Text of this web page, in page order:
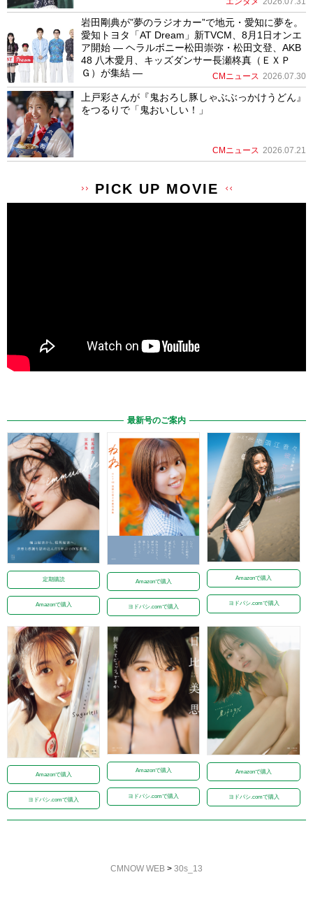
岩田剛典が”夢のラジオカー”で地元・愛知に夢を。
愛知トヨタ「AT Dream」新TVCM、8月1日オンエ
ア開始 ― ヘラルボニー松田崇弥・松田文登、AKB
48 八木愛月、キッズダンサー長瀬柊真（ＥＸＰ
Ｇ）が集結 ―
CMニュース 2026.07.30
上戸彩さんが『鬼おろし豚しゃぶぶっかけうどん』
をつるりで「鬼おいしい！」
CMニュース 2026.07.21
PICK UP MOVIE
最新号のご案内
定期購読
Amazonで購入
Amazonで購入
ヨドバシ.comで購入
Amazonで購入
ヨドバシ.comで購入
Amazonで購入
ヨドバシ.comで購入
Amazonで購入
ヨドバシ.comで購入
Amazonで購入
ヨドバシ.comで購入
CMNOW WEB > 30s_13